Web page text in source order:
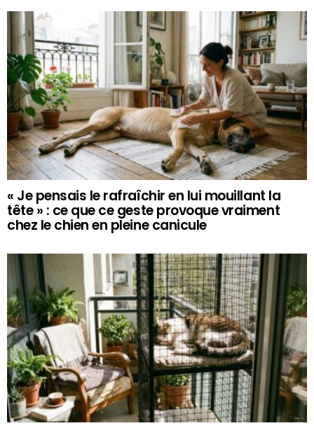
« Je pensais le rafraîchir en lui mouillant la
tête » : ce que ce geste provoque vraiment
chez le chien en pleine canicule